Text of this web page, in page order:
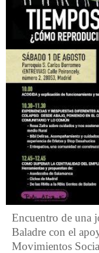
Encuentro de una
Baladre con el
Movimientos